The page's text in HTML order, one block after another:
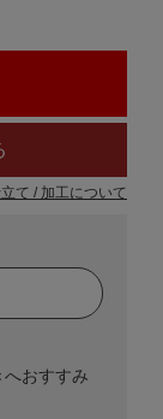
て / 加工について
おすすみ